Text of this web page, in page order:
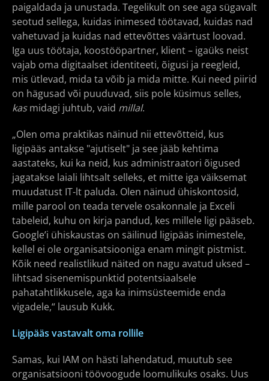
paigaldada ja unustada. Tegelikult on see aga sügavalt
seotud sellega, kuidas inimesed töötavad, kuidas nad
vahetuvad ja kuidas nad ettevõttes väärtust loovad.
Iga uus töötaja, koostööpartner, klient – igaüks neist
vajab oma digitaalset identiteeti, õigusi ja reegleid,
mis ütlevad, mida ta võib ja mida mitte. Kui need piirid
on hägusad või puuduvad, siis pole küsimus selles,
kasmidagi juhtub, vaid millal.
„Olen oma praktikas näinud nii ettevõtteid, kus
ligipääs antakse "ajutiselt" ja see jääb kehtima
aastateks, kui ka neid, kus administraatori õigused
jagatakse laiali lihtsalt selleks, et mitte iga väiksemat
muudatust IT-lt paluda. Olen näinud ühiskontosid,
mille parool on teada tervele osakonnale ja Exceli
tabeleid, kuhu on kirja pandud, kes millele ligi pääseb.
Google’i ühiskaustas on säilinud ligipääs inimestele,
kellel ei ole organisatsiooniga enam mingit pistmist.
Kõik need realistlikud näited on nagu avatud uksed –
lihtsad sisenemispunktid potentsiaalsele
pahatahtlikkusele, aga ka inimsüsteemide enda
vigadele,“ lausub Kukk.
Ligipääs vastavalt oma rollile
Samas, kui IAM on hästi lahendatud, muutub see
organisatsiooni töövoogude loomulikuks osaks. Uus